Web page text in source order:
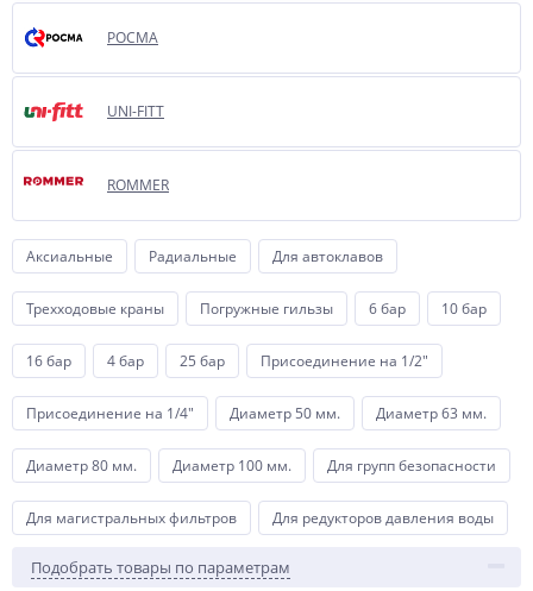
РОСМА
UNI-FITT
ROMMER
Аксиальные Радиальные Для автоклавов
Трехходовые краны Погружные гильзы 6 бар 10 бар
16 бар 4 бар 25 бар Присоединение на 1/2"
Присоединение на 1/4" Диаметр 50 мм. Диаметр 63 мм.
Диаметр 80 мм. Диаметр 100 мм. Для групп безопасности
Для магистральных фильтров Для редукторов давления воды
Подобрать товары по параметрам